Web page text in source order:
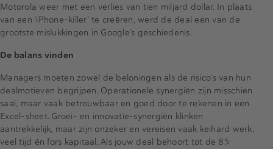
Motorola weer met een verlies van tien miljard dollar. In plaats
van een ‘iPhone-killer’ te creëren, werd de deal een van de
grootste mislukkingen in Google’s geschiedenis.
De balans vinden
Managers moeten zowel de beloningen als de risico’s van hun
dealmotieven begrijpen. Operationele synergiën zijn misschien
saai, maar vaak betrouwbaar en goed door te rekenen in een
Excel-sheet. Groei- en innovatie-synergiën klinken
aantrekkelijk, maar zijn onzeker en vereisen vaak keihard werk,
veel tijd én fors kapitaal. Als jouw deal behoort tot de 85